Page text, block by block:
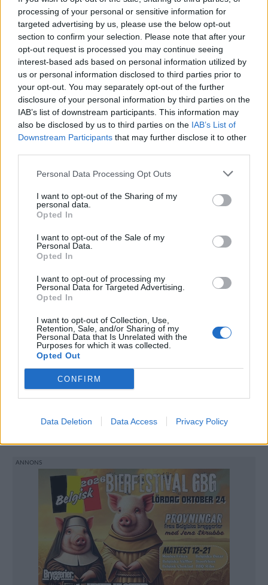
processing of your personal or sensitive information for
targeted advertising by us, please use the below opt-out
section to confirm your selection. Please note that after your
opt-out request is processed you may continue seeing
interest-based ads based on personal information utilized by
us or personal information disclosed to third parties prior to
your opt-out. You may separately opt-out of the further
disclosure of your personal information by third parties on the
IAB’s list of downstream participants. This information may
also be disclosed by us to third parties on the IAB’s List of
Downstream Participants that may further disclose it to other
Personal Data Processing Opt Outs
I want to opt-out of the Sharing of my
personal data.
Opted In
I want to opt-out of the Sale of my
Personal Data.
Opted In
I want to opt-out of processing my
Personal Data for Targeted Advertising.
Opted In
I want to opt-out of Collection, Use,
Retention, Sale, and/or Sharing of my
Personal Data that Is Unrelated with the
Purposes for which it was collected.
Opted Out
CONFIRM
Data Deletion Data Access Privacy Policy
NYHET
Mariana fick första
mångfaldsstipendiet
Publicerat 2022-01-13
NYHET
Mariana Schneider är den första mottagaren av ett nytt
internationellt bryggarstipendium.
Mariana Schneider, numera på Amager Bryghus,
mottagaren av ett nytt internationellt